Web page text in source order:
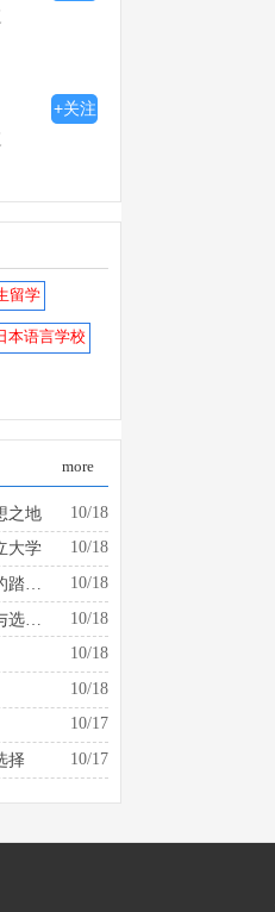
+关注
留学
本语言学校
more
之地
10/18
大学
10/18
10/18
10/18
10/18
10/18
10/17
择
10/17